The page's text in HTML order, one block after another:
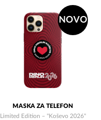
NOVO
MASKA ZA TELEFON
Limited Edition – "Koševo 2026"